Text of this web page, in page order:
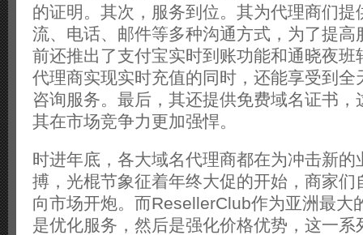
的证明。其次，服务到位。其为代理商们提
流、电话、邮件等多种沟通方式，为了提高
前还推出了支付宝实时到账功能和通晓夜班
代理商实现实时充值的同时，还能享受到全
咨询服务。最后，其还提供免费域名证书，
其在市场竞争力更加强悍。
时进年底，各大域名代理商都在为冲击新的
搏，光棍节象征着年终大促的开始，商家们
向市场开炮。而ResellerClub作为亚洲最大
是优化服务，然后是强化价格优势，这一系